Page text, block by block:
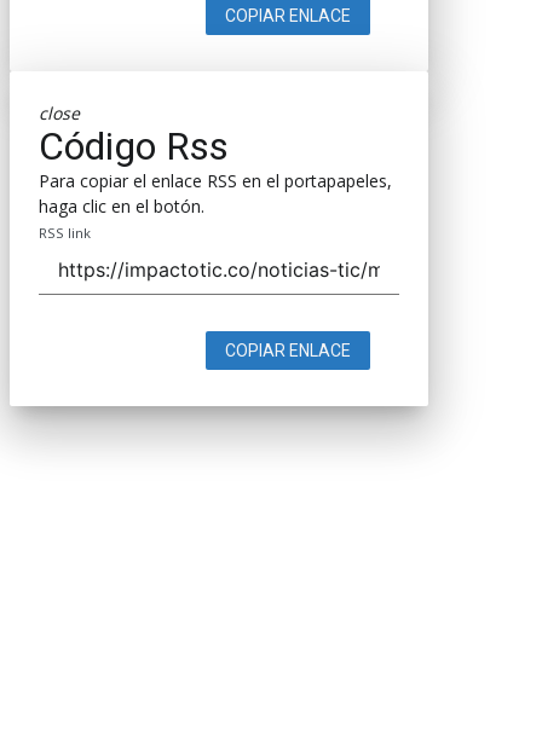
COPIAR ENLACE
close
Código Rss
Para copiar el enlace RSS en el portapapeles,
haga clic en el botón.
RSS link
COPIAR ENLACE